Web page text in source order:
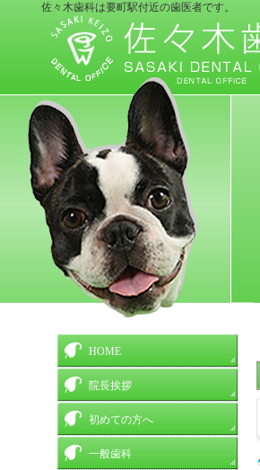
佐々木歯科は要町駅付近の歯医者です。
HOME
院長挨拶
初めての方へ
一般歯科